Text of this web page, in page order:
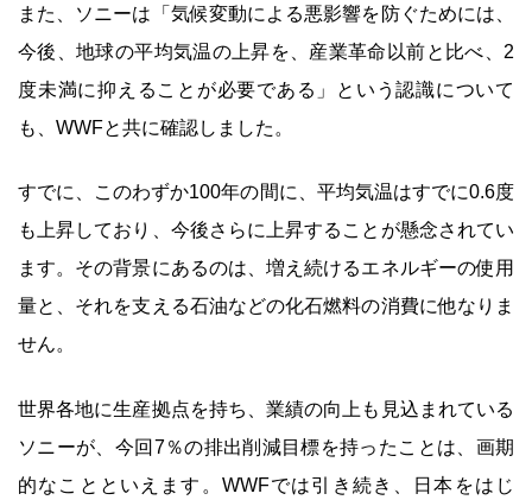
また、ソニーは「気候変動による悪影響を防ぐためには、
今後、地球の平均気温の上昇を、産業革命以前と比べ、2
度未満に抑えることが必要である」という認識について
も、WWFと共に確認しました。
すでに、このわずか100年の間に、平均気温はすでに0.6度
も上昇しており、今後さらに上昇することが懸念されてい
ます。その背景にあるのは、増え続けるエネルギーの使用
量と、それを支える石油などの化石燃料の消費に他なりま
せん。
世界各地に生産拠点を持ち、業績の向上も見込まれている
ソニーが、今回7％の排出削減目標を持ったことは、画期
的なことといえます。WWFでは引き続き、日本をはじ